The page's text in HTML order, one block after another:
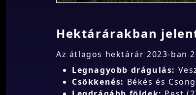
Hektárárakban
Az átlagos hektárár 2023-ban
Legnagyobb drágulás:
Csökkenés: Békés és